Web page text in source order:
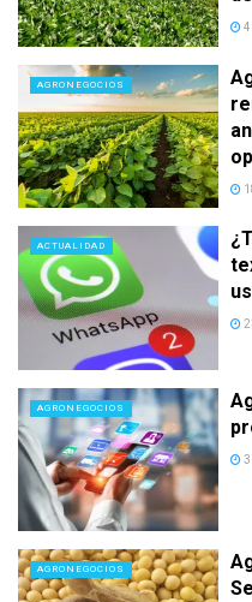
4
AGRONEGOCIOS
ACTUALIDAD
AGRONEGOCIOS
3
AGRONEGOCIOS